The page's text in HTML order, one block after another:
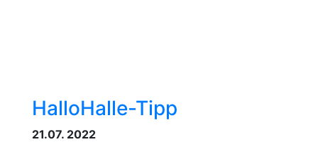
HalloHalle-Tipp
21.07. 2022